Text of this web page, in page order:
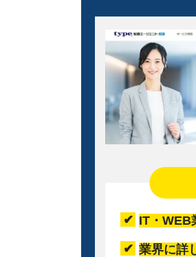
IT・WEB
業界に詳